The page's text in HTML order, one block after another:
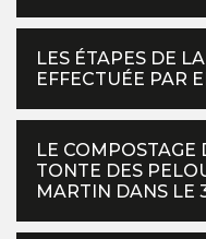
LES ÉTAPES DE
EFFECTUÉE PAR
LE COMPOSTAGE
TONTE DES
MARTIN DANS LE